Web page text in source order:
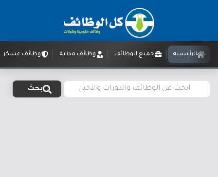
الرئيسية جميع الوظائف وظائف مدنية وظائف
بحث